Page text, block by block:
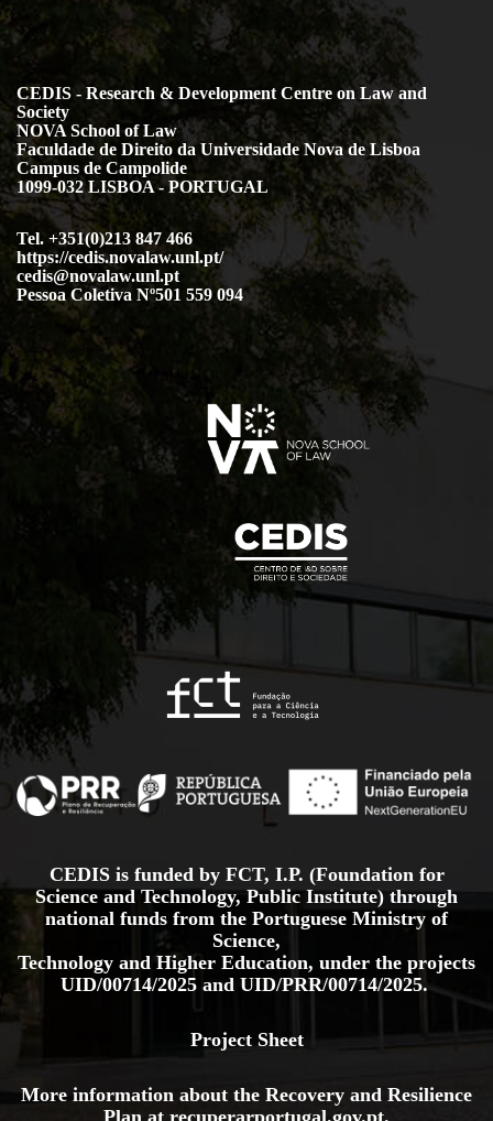
CEDIS - Research & Development Centre on Law and
Society
NOVA School of Law
Faculdade de Direito da Universidade Nova de Lisboa
Campus de Campolide
1099-032 LISBOA - PORTUGAL
Tel. +351(0)213 847 466
https://cedis.novalaw.unl.pt/
cedis@novalaw.unl.pt
Pessoa Coletiva Nº501 559 094
CEDIS is funded by FCT, I.P. (Foundation for
Science and Technology, Public Institute) through
national funds from the Portuguese Ministry of
Science,
Technology and Higher Education, under the projects
UID/00714/2025 and UID/PRR/00714/2025.
Project Sheet
More information about the Recovery and Resilience
Plan at recuperarportugal.gov.pt.